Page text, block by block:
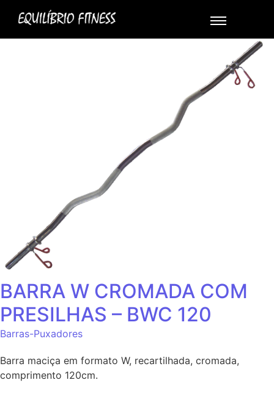
BARRA W CROMADA COM
PRESILHAS – BWC 120
Barras-Puxadores
Barra maciça em formato W, recartilhada, cromada,
comprimento 120cm.